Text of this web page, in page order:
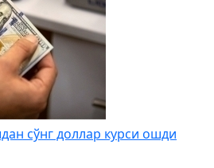
сўнг доллар курси ошди